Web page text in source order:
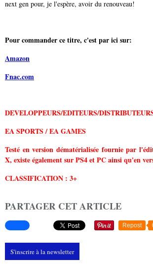
next gen pour, je l'espère, avoir du renouveau!
Pour commander ce titre, c'est par ici sur:
Amazon
Fnac.com
DEVELOPPEURS/EDITEURS/
EA SPORTS / EA GAMES
Testé en version dématérialisée fournie par
X, existe également sur PS4 et PC ainsi qu'en
CLASSIFICATION : 3+
PARTAGER CET ARTICLE
Repost
S'inscrire à la newsletter